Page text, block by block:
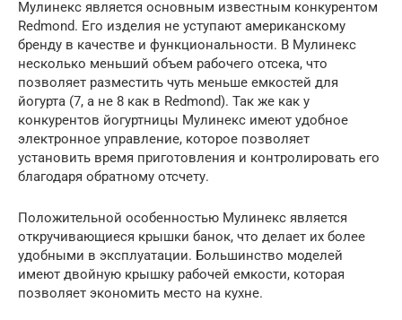
Мулинекс является основным известным конкурентом
Redmond. Его изделия не уступают американскому
бренду в качестве и функциональности. В Мулинекс
несколько меньший объем рабочего отсека, что
позволяет разместить чуть меньше емкостей для
йогурта (7, а не 8 как в Redmond). Так же как у
конкурентов йогуртницы Мулинекс имеют удобное
электронное управление, которое позволяет
установить время приготовления и контролировать его
благодаря обратному отсчету.
Положительной особенностью Мулинекс является
откручивающиеся крышки банок, что делает их более
удобными в эксплуатации. Большинство моделей
имеют двойную крышку рабочей емкости, которая
позволяет экономить место на кухне.